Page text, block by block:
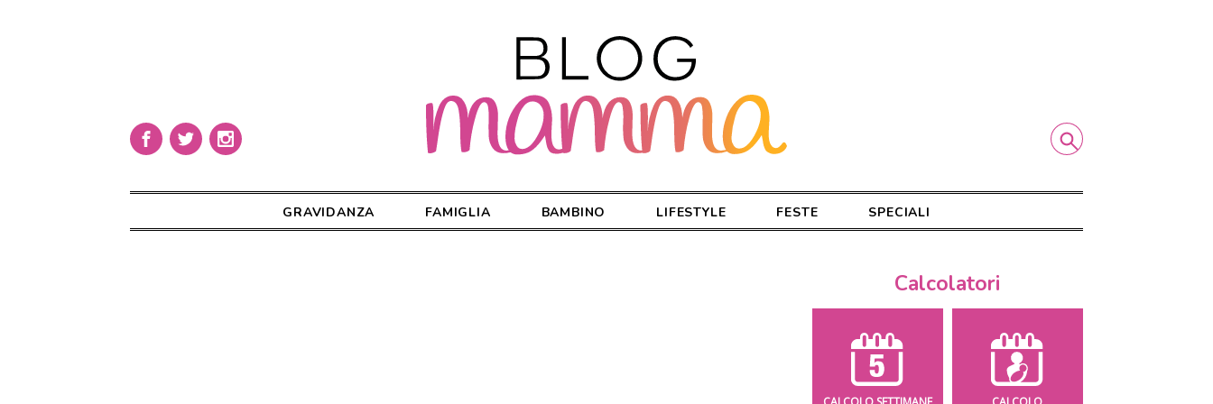
GRAVIDANZA FAMIGLIA BAMBINO LIFESTYLE FESTE SPECIALI
Calcolatori